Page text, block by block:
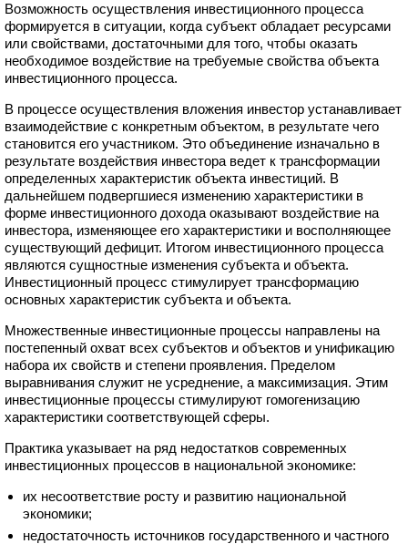
Возможность осуществления инвестиционного процесса
формируется в ситуации, когда субъект обладает ресурсами
или свойствами, достаточными для того, чтобы оказать
необходимое воздействие на требуемые свойства объекта
инвестиционного процесса.
В процессе осуществления вложения инвестор устанавливает
взаимодействие с конкретным объектом, в результате чего
становится его участником. Это объединение изначально в
результате воздействия инвестора ведет к трансформации
определенных характеристик объекта инвестиций. В
дальнейшем подвергшиеся изменению характеристики в
форме инвестиционного дохода оказывают воздействие на
инвестора, изменяющее его характеристики и восполняющее
существующий дефицит. Итогом инвестиционного процесса
являются сущностные изменения субъекта и объекта.
Инвестиционный процесс стимулирует трансформацию
основных характеристик субъекта и объекта.
Множественные инвестиционные процессы направлены на
постепенный охват всех субъектов и объектов и унификацию
набора их свойств и степени проявления. Пределом
выравнивания служит не усреднение, а максимизация. Этим
инвестиционные процессы стимулируют гомогенизацию
характеристики соответствующей сферы.
Практика указывает на ряд недостатков современных
инвестиционных процессов в национальной экономике:
их несоответствие росту и развитию национальной
экономики;
недостаточность источников государственного и частного